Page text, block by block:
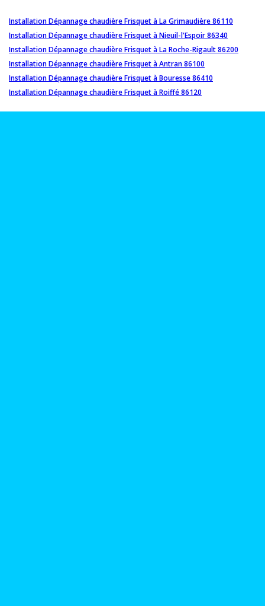
Installation Dépannage chaudière Frisquet à La Grimaudière 86110
Installation Dépannage chaudière Frisquet à Nieuil-l'Espoir 86340
Installation Dépannage chaudière Frisquet à La Roche-Rigault 86200
Installation Dépannage chaudière Frisquet à Antran 86100
Installation Dépannage chaudière Frisquet à Bouresse 86410
Installation Dépannage chaudière Frisquet à Roiffé 86120